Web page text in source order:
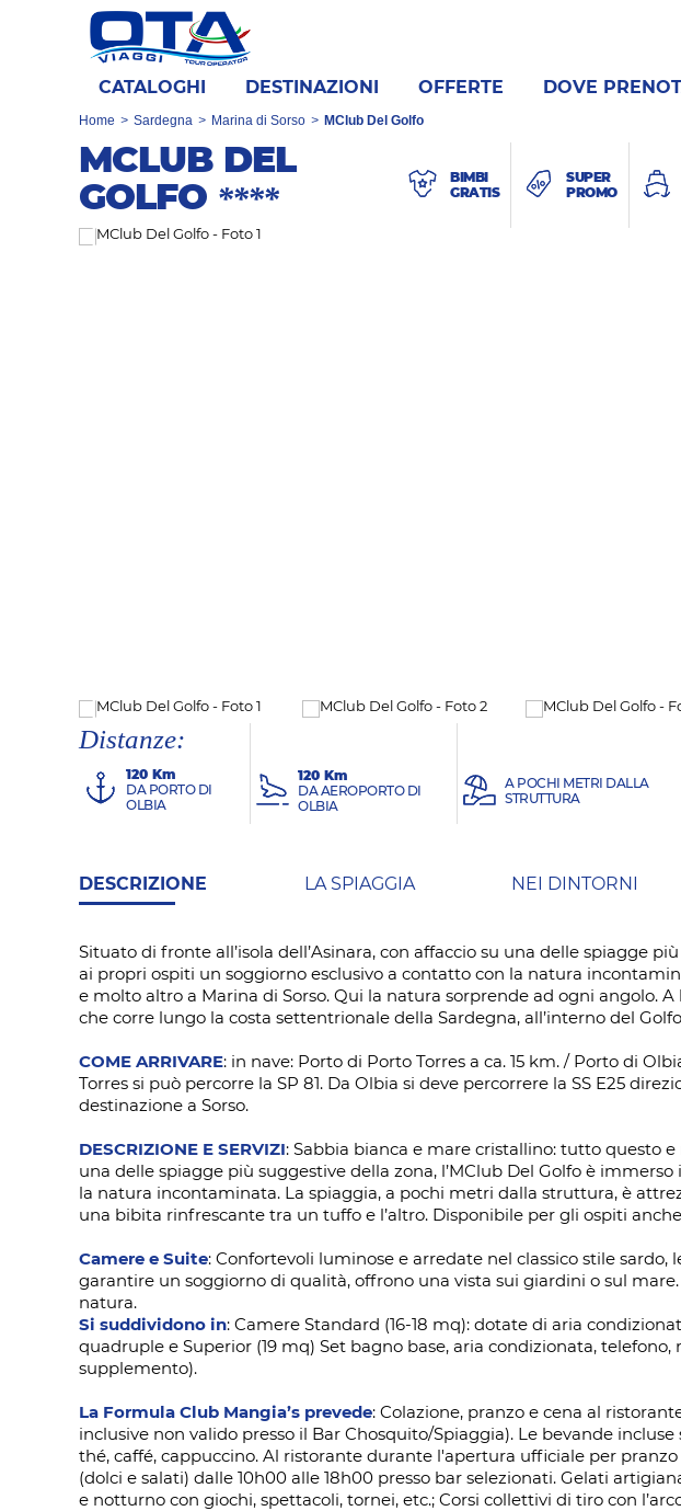
CATALOGHI DESTINAZIONI OFFERTE DOVE
Home > Sardegna > Marina di Sorso > MClub Del Golfo
MCLUB DEL
GOLFO ****
BIMBI
GRATIS
SUPER
PROMO
Distanze:
120 Km
DA PORTO DI
OLBIA
120 Km
DA AEROPORTO DI
OLBIA
A POCHI METRI DALLA
STRUTTURA
DESCRIZIONE LA SPIAGGIA NEI DINTORNI
Situato di fronte all’isola dell’Asinara, con affaccio su una delle spiagge
ai propri ospiti un soggiorno esclusivo a contatto con la natura
e molto altro a Marina di Sorso. Qui la natura sorprende ad ogni angolo.
che corre lungo la costa settentrionale della Sardegna, all’interno del
COME ARRIVARE: in nave: Porto di Porto Torres a ca. 15 km. / Porto di
Torres si può percorre la SP 81. Da Olbia si deve percorrere la SS E25
destinazione a Sorso.
DESCRIZIONE E SERVIZI : Sabbia bianca e mare cristallino: tutto questo e
una delle spiagge più suggestive della zona, l’MClub Del Golfo è
la natura incontaminata. La spiaggia, a pochi metri dalla struttura, è
una bibita rinfrescante tra un tuffo e l’altro. Disponibile per gli ospiti
Camere e Suite: Confortevoli luminose e arredate nel classico stile
garantire un soggiorno di qualità, offrono una vista sui giardini o sul
natura.
Si suddividono in: Camere Standard (16-18 mq): dotate di aria
quadruple e Superior (19 mq) Set bagno base, aria condizionata,
supplemento).
La Formula Club Mangia’s prevede: Colazione, pranzo e cena al
inclusive non valido presso il Bar Chosquito/Spiaggia). Le bevande
thé, caffé, cappuccino. Al ristorante durante l'apertura ufficiale per
(dolci e salati) dalle 10h00 alle 18h00 presso bar selezionati. Gelati
e notturno con giochi, spettacoli, tornei, etc.; Corsi collettivi di tiro con